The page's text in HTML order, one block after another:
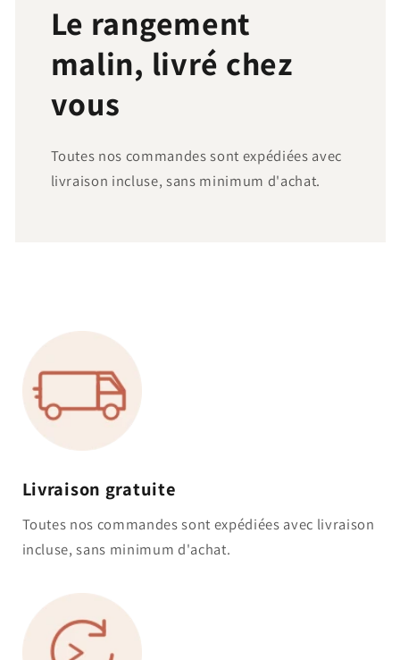
Le rangement
malin, livré chez
vous
Toutes nos commandes sont expédiées avec
livraison incluse, sans minimum d'achat.
Livraison gratuite
Toutes nos commandes sont expédiées avec livraison
incluse, sans minimum d'achat.